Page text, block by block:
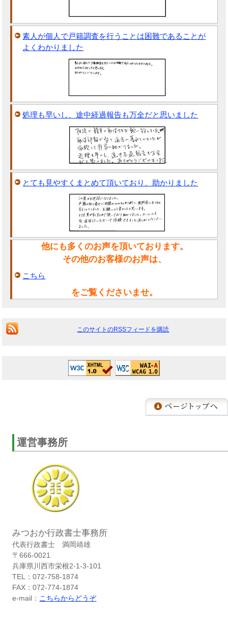
素人が個人で戸籍調査を行うことは困難であることが
よくわかりました
処理も早いし、途中経過報告も万全だと思いました
とても見やすくまとめて頂いており、助かりました
他にも多くのお声を頂いております。
その他のお客様のお声は、
こちら
をご覧くださいませ。
このサイトのRSSフィードを購読
運営事務所
みつおか行政書士事務所
代表行政書士 満岡靖雄
〒666-0021
兵庫県川西市栄根2-1-3-101
TEL：072-758-1874
FAX：072-774-1874
e-mail： こちらからどうぞ